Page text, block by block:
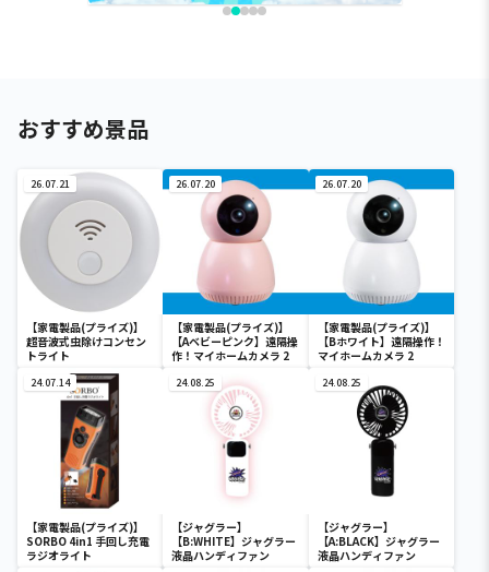
おすすめ景品
26.07.21
【家電製品(プライズ)】
超音波式虫除けコンセン
トライト
26.07.20
【家電製品(プライズ)】
【Aベビーピンク】遠隔操
作！マイホームカメラ 2
26.07.20
【家電製品(プライズ)】
【Bホワイト】遠隔操作！
マイホームカメラ 2
24.07.14
【家電製品(プライズ)】
SORBO 4in1 手回し充電
ラジオライト
24.08.25
【ジャグラー】
【B:WHITE】ジャグラー
液晶ハンディファン
24.08.25
【ジャグラー】
【A:BLACK】ジャグラー
液晶ハンディファン